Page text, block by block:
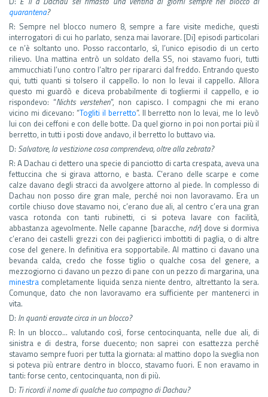
quarantena?
R: Sempre nel blocco numero 8, sempre a fare visite mediche, questi
interrogatori di cui ho parlato, senza mai lavorare. [Di] episodi particolari
ce n’è soltanto uno. Posso raccontarlo, sì, l’unico episodio di un certo
rilievo. Una mattina entrò un soldato della SS, noi stavamo fuori, tutti
ammucchiati l’uno contro l’altro per ripararci dal freddo. Entrando questo
qui, tutti quanti si tolsero il cappello. Io non lo levai il cappello. Allora
questo mi guardò e diceva probabilmente di togliermi il cappello, e io
rispondevo: “Nichts verstehen”, non capisco. I compagni che mi erano
vicino mi dicevano: “Togliti il berretto”. Il berretto non lo levai, me lo levò
lui con dei ceffoni e con delle botte. Da quel giorno in poi non portai più il
berretto, in tutti i posti dove andavo, il berretto lo buttavo via.
D: Salvatore, la vestizione cosa comprendeva, oltre alla zebrata?
R: A Dachau ci dettero una specie di panciotto di carta crespata, aveva una
fettuccina che si girava attorno, e basta. C’erano delle scarpe e come
calze davano degli stracci da avvolgere attorno al piede. In complesso di
Dachau non posso dire gran male, perché noi non lavoravamo. Era un
cortile chiuso dove stavamo noi, c’erano due ali, al centro c’era una gran
vasca rotonda con tanti rubinetti, ci si poteva lavare con facilità,
abbastanza agevolmente. Nelle capanne [baracche, ndr] dove si dormiva
c’erano dei castelli grezzi con dei pagliericci imbottiti di paglia, o di altre
cose del genere. In definitiva era sopportabile. Al mattino ci davano una
bevanda calda, credo che fosse tiglio o qualche cosa del genere, a
mezzogiorno ci davano un pezzo di pane con un pezzo di margarina, una
minestra completamente liquida senza niente dentro, altrettanto la sera.
Comunque, dato che non lavoravamo era sufficiente per mantenerci in
vita.
D: In quanti eravate circa in un blocco?
R: In un blocco… valutando così, forse centocinquanta, nelle due ali, di
sinistra e di destra, forse duecento; non saprei con esattezza perché
stavamo sempre fuori per tutta la giornata: al mattino dopo la sveglia non
si poteva più entrare dentro in blocco, stavamo fuori. E non eravamo in
tanti: forse cento, centocinquanta, non di più.
D: Ti ricordi il nome di qualche tuo compagno di Dachau?